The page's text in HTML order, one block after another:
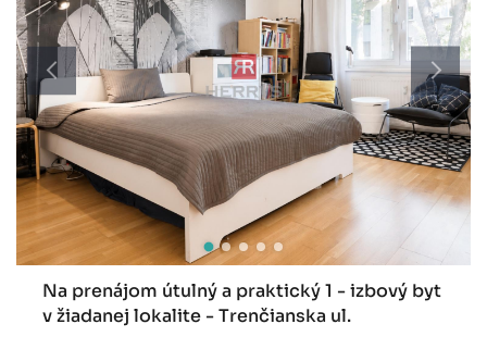
Na prenájom útulný a praktický 1 - izbový byt
v žiadanej lokalite - Trenčianska ul.